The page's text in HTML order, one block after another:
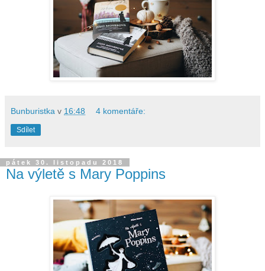
Bunburistka v 16:48 4 komentáře:
Sdílet
pátek 30. listopadu 2018
Na výletě s Mary Poppins